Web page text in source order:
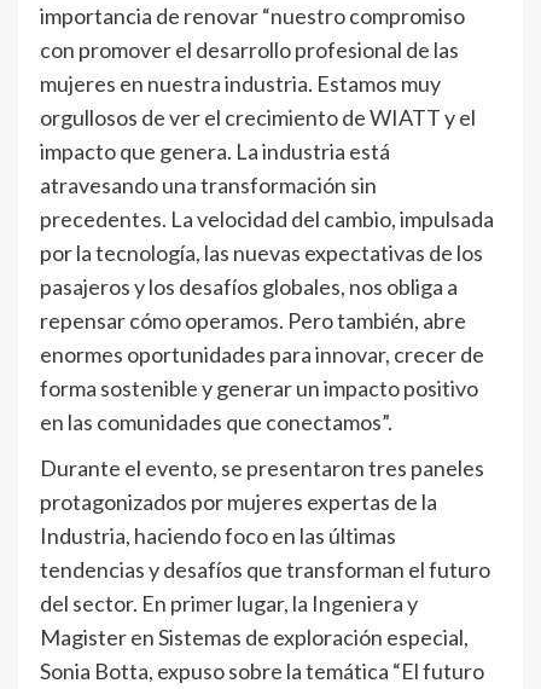
importancia de renovar “nuestro compromiso
con promover el desarrollo profesional de las
mujeres en nuestra industria. Estamos muy
orgullosos de ver el crecimiento de WIATT y el
impacto que genera. La industria está
atravesando una transformación sin
precedentes. La velocidad del cambio, impulsada
por la tecnología, las nuevas expectativas de los
pasajeros y los desafíos globales, nos obliga a
repensar cómo operamos. Pero también, abre
enormes oportunidades para innovar, crecer de
forma sostenible y generar un impacto positivo
en las comunidades que conectamos”.
Durante el evento, se presentaron tres paneles
protagonizados por mujeres expertas de la
Industria, haciendo foco en las últimas
tendencias y desafíos que transforman el futuro
del sector. En primer lugar, la Ingeniera y
Magister en Sistemas de exploración especial,
Sonia Botta, expuso sobre la temática “El futuro